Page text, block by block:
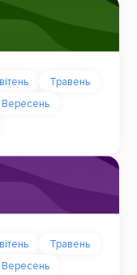
Травень
Вересень
Травень
Вересень